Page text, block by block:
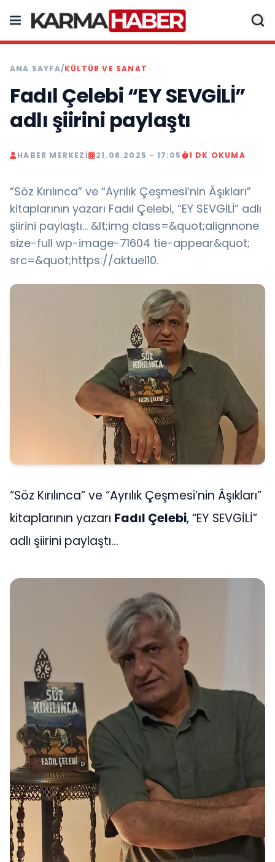
ANA SAYFA/KÜLTÜR VE SANAT
Fadıl Çelebi “EY SEVGİLİ”
adlı şiirini paylaştı
HABER MERKEZI 21.08.2025 - 17:05 1 DK OKUMA
“Söz Kırılınca” ve “Ayrılık Çeşmesi’nin Âşıkları”
kitaplarının yazarı Fadıl Çelebi, “EY SEVGİLİ” adlı
şiirini paylaştı… &lt;img class=&quot;alignnone
size-full wp-image-71604 tie-appear&quot;
src=&quot;https://aktuel10.
“Söz Kırılınca” ve “Ayrılık Çeşmesi’nin Âşıkları”
kitaplarının yazarı Fadıl Çelebi, “EY SEVGİLİ”
adlı şiirini paylaştı…